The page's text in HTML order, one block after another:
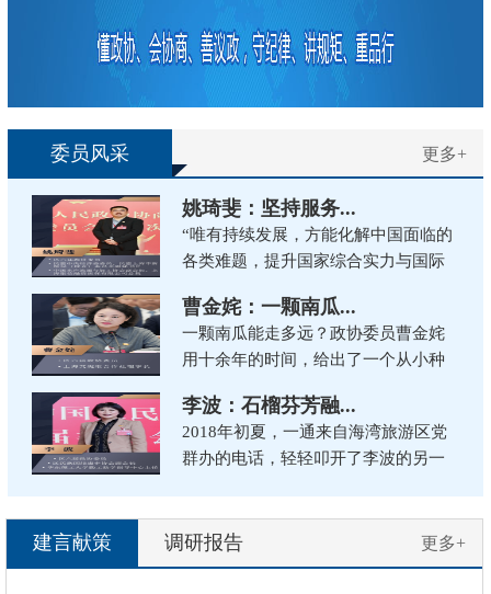
更多+
委员风采
姚琦斐：坚持服务...
“唯有持续发展，方能化解中国面临的
各类难题，提升国家综合实力与国际
琦斐在委员荐书活动中，向全体委员
推荐《邓小平时代》一书时的感...
曹金姹：一颗南瓜...
一颗南瓜能走多远？政协委员曹金姹
用十余年的时间，给出了一个从小种
的生动答案。她以南瓜种子为起点，
铺开了一条科技兴农、履职为民的宽...
李波：石榴芬芳融...
2018年初夏，一通来自海湾旅游区党
群办的电话，轻轻叩开了李波的另一
海湾旅游区少数民族联分会帮...
更多+
建言献策 调研报告